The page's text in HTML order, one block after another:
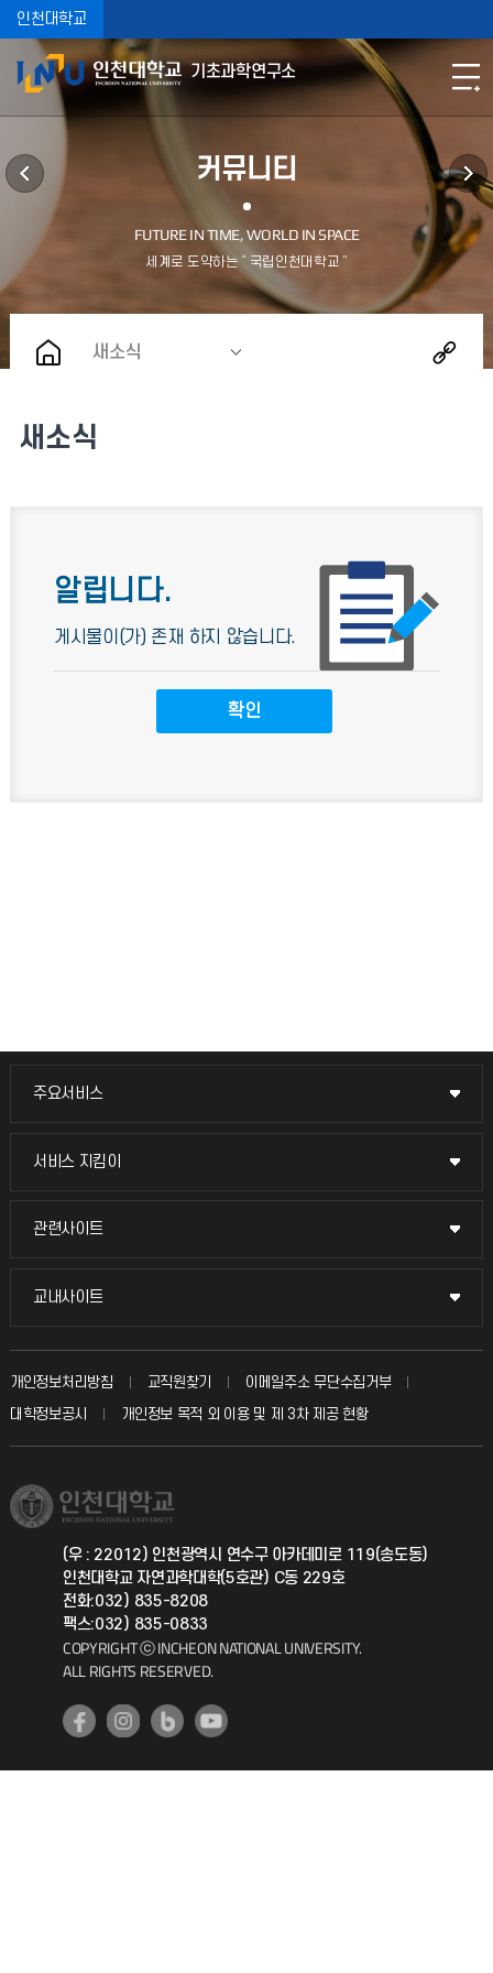
인천대학교
기초과학연구소
커뮤니티
새소식
새소식
알립니다.
게시물이(가) 존재 하지 않습니다.
주요서비스
주요서비스
교무회의방송
입학안내
취업정보(학생)
서비스 지킴이
서비스 지킴이
묻고 답하기
칭찬마당
학생서비스 지킴이
관련사이트
관련사이트
국방헬프콜
총동문회
교내사이트
교내사이트
교수회
교육혁신본부
국제지원과
공자아카데미
기초교육원
개인정보처리방침 교직원찾기
이메일주소 무단수집거부
대학정보공시
개인정보 목적 외 이용 및 제 3차 제공 현황
(우 : 22012) 인천광역시 연수구 아카데미로 119(송도동)
인천대학교 자연과학대학(5호관) C동 229호
전화:032) 835-8208
팩스:032) 835-0833
COPYRIGHT ⓒ INCHEON NATIONAL UNIVERSITY.
ALL RIGHTS RESERVED.